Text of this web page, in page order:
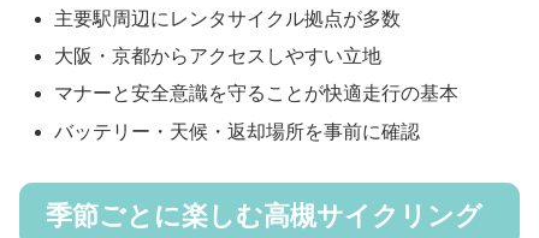
主要駅周辺にレンタサイクル拠点が多数
大阪・京都からアクセスしやすい立地
マナーと安全意識を守ることが快適走行の基本
バッテリー・天候・返却場所を事前に確認
季節ごとに楽しむ高槻サイクリング